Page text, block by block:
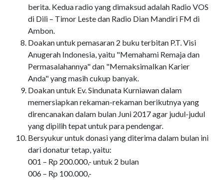
berita. Kedua radio yang dimaksud adalah Radio VOS
di Dili – Timor Leste dan Radio Dian Mandiri FM di
Ambon.
Doakan untuk pemasaran 2 buku terbitan P.T. Visi
Anugerah Indonesia, yaitu "Memahami Remaja dan
Permasalahannya" dan "Memaksimalkan Karier
Anda" yang masih cukup banyak.
Doakan untuk Ev. Sindunata Kurniawan dalam
memersiapkan rekaman-rekaman berikutnya yang
direncanakan dalam bulan Juni 2017 agar judul-judul
yang dipilih tepat untuk para pendengar.
Bersyukur untuk donasi yang diterima dalam bulan ini
dari donatur tetap, yaitu:
001 – Rp 200.000,- untuk 2 bulan
006 – Rp 100.000,-